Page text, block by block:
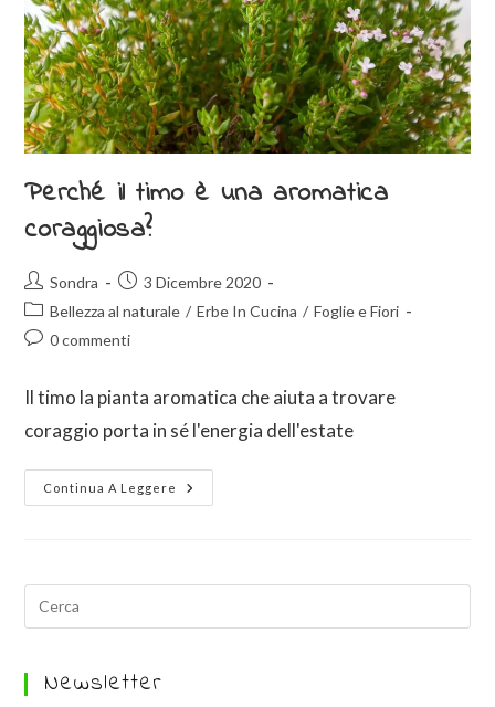
Perché il timo è una aromatica
coraggiosa?
Sondra
3 Dicembre 2020
Bellezza al naturale / Erbe In Cucina / Foglie e Fiori
0 commenti
Il timo la pianta aromatica che aiuta a trovare
coraggio porta in sé l'energia dell'estate
Continua A Leggere
Newsletter